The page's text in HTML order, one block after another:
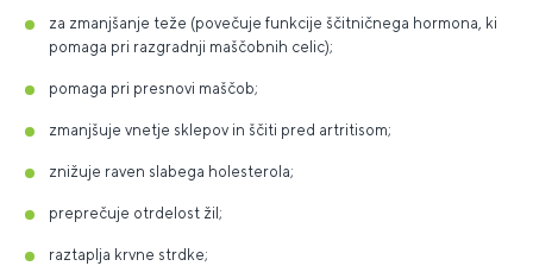
za zmanjšanje teže (povečuje funkcije ščitničnega hormona, ki
pomaga pri razgradnji maščobnih celic);
pomaga pri presnovi maščob;
zmanjšuje vnetje sklepov in ščiti pred artritisom;
znižuje raven slabega holesterola;
preprečuje otrdelost žil;
raztaplja krvne strdke;